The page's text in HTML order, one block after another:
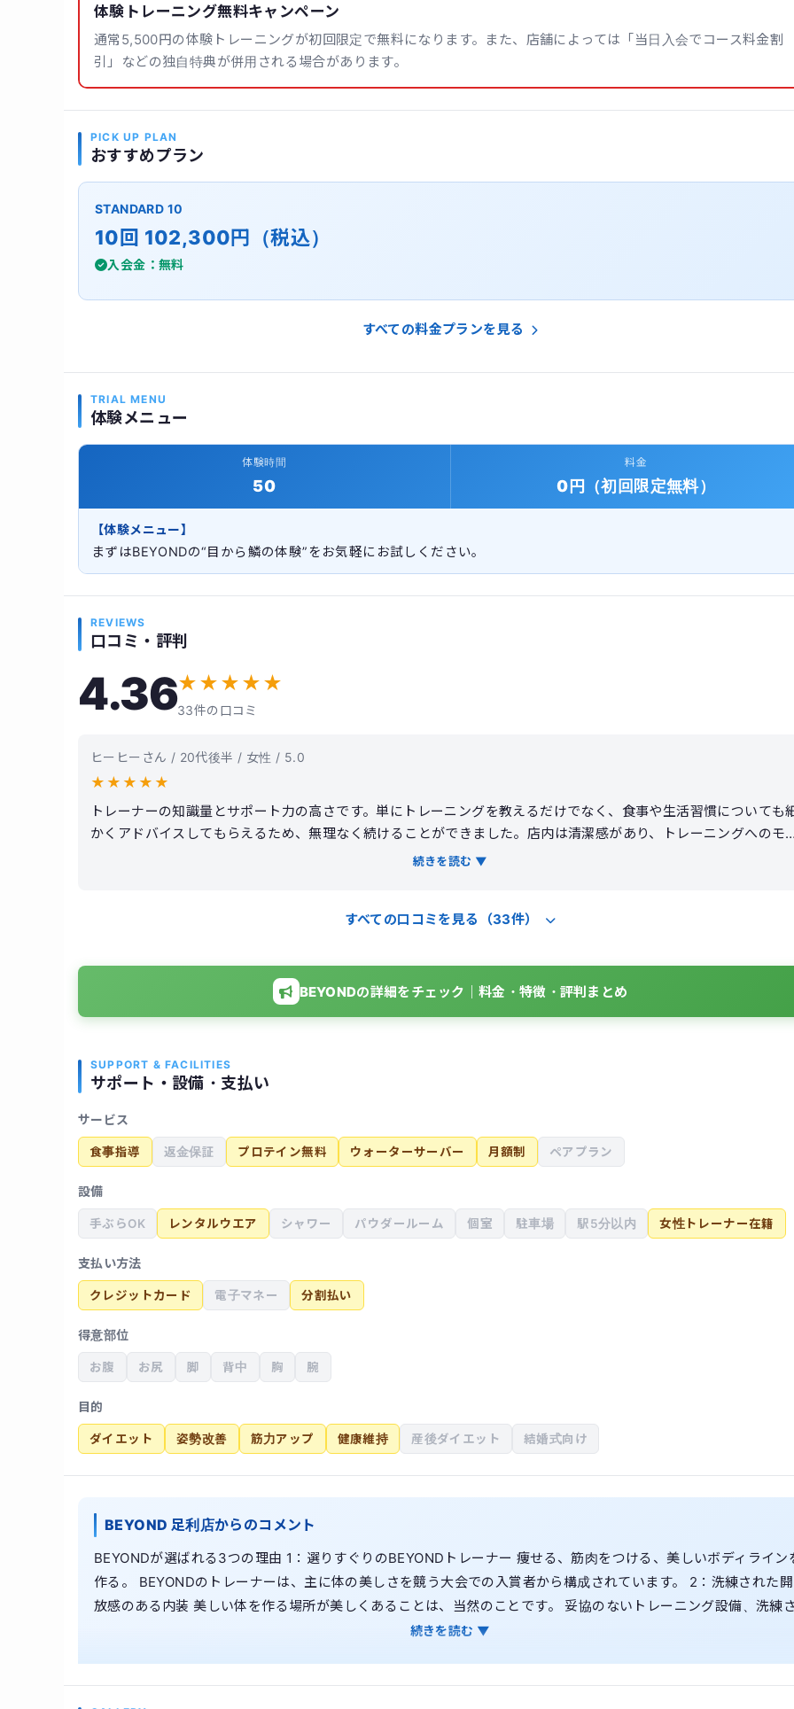
体験トレーニング無料キャンペーン
通常5,500円の体験トレーニングが初回限定で無料になります。また、店舗によっては「当日入会でコース料金割
引」などの独自特典が併用される場合があります。
PICK UP PLAN
おすすめプラン
STANDARD 10
10回 102,300円（税込）
入会金：無料
すべての料金プランを見る
TRIAL MENU
体験メニュー
体験時間
50
料金
0円（初回限定無料）
【体験メニュー】
まずはBEYONDの“目から鱗の体験”をお気軽にお試しください。
REVIEWS
口コミ・評判
4.36★★★★★
33件の口コミ
ヒーヒーさん / 20代後半 / 女性 / 5.0
★ ★ ★ ★ ★
トレーナーの知識量とサポート力の高さです。単にトレーニングを教えるだけでなく、食事や生活習慣についても
かくアドバイスしてもらえるため、無理なく続けることができました。店内は清潔感があり、トレーニングへのモ
ベーションも自然と上がります。実際に体重や体型の変化だけでなく、姿勢の改善や体力向上も実感できました。
続きを読む ▼
すべての口コミを見る（33件）
BEYONDの詳細をチェック｜料金・特徴・評判まとめ
SUPPORT & FACILITIES
サポート・設備・支払い
サービス
食事指導 返金保証 プロテイン無料 ウォーターサーバー 月額制 ペアプラン
設備
手ぶらOK レンタルウエア シャワー パウダールーム 個室 駐車場 駅5分以内 女性トレーナー在籍
支払い方法
クレジットカード 電子マネー 分割払い
得意部位
お腹 お尻 脚 背中 胸 腕
目的
ダイエット 姿勢改善 筋力アップ 健康維持 産後ダイエット 結婚式向け
BEYOND 足利店からのコメント
BEYONDが選ばれる3つの理由 1：選りすぐりのBEYONDトレーナー 痩せる、筋肉をつける、美しいボディライン
作る。 BEYONDのトレーナーは、主に体の美しさを競う大会での入賞者から構成されています。 2：洗練された開
放感のある内装 美しい体を作る場所が美しくあることは、当然のことです。 妥協のないトレーニング設備、洗練
れたシンプルかつ上品な内装はお客様からご好評いただいております。 3：ストレスフリーな食事管理 しっかり
続きを読む ▼